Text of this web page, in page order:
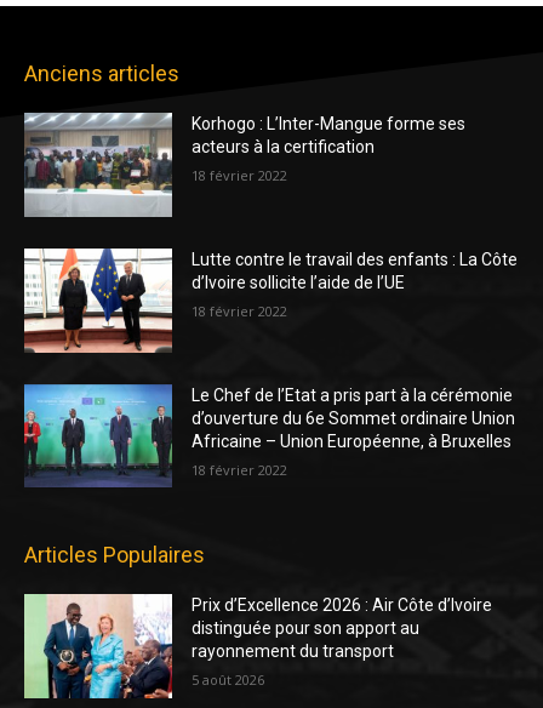
Anciens articles
Korhogo : L’Inter-Mangue forme ses
acteurs à la certification
18 février 2022
Lutte contre le travail des enfants : La Côte
d’Ivoire sollicite l’aide de l’UE
18 février 2022
Le Chef de l’Etat a pris part à la cérémonie
d’ouverture du 6e Sommet ordinaire Union
Africaine – Union Européenne, à Bruxelles
18 février 2022
Articles Populaires
Prix d’Excellence 2026 : Air Côte d’Ivoire
distinguée pour son apport au
rayonnement du transport
5 août 2026